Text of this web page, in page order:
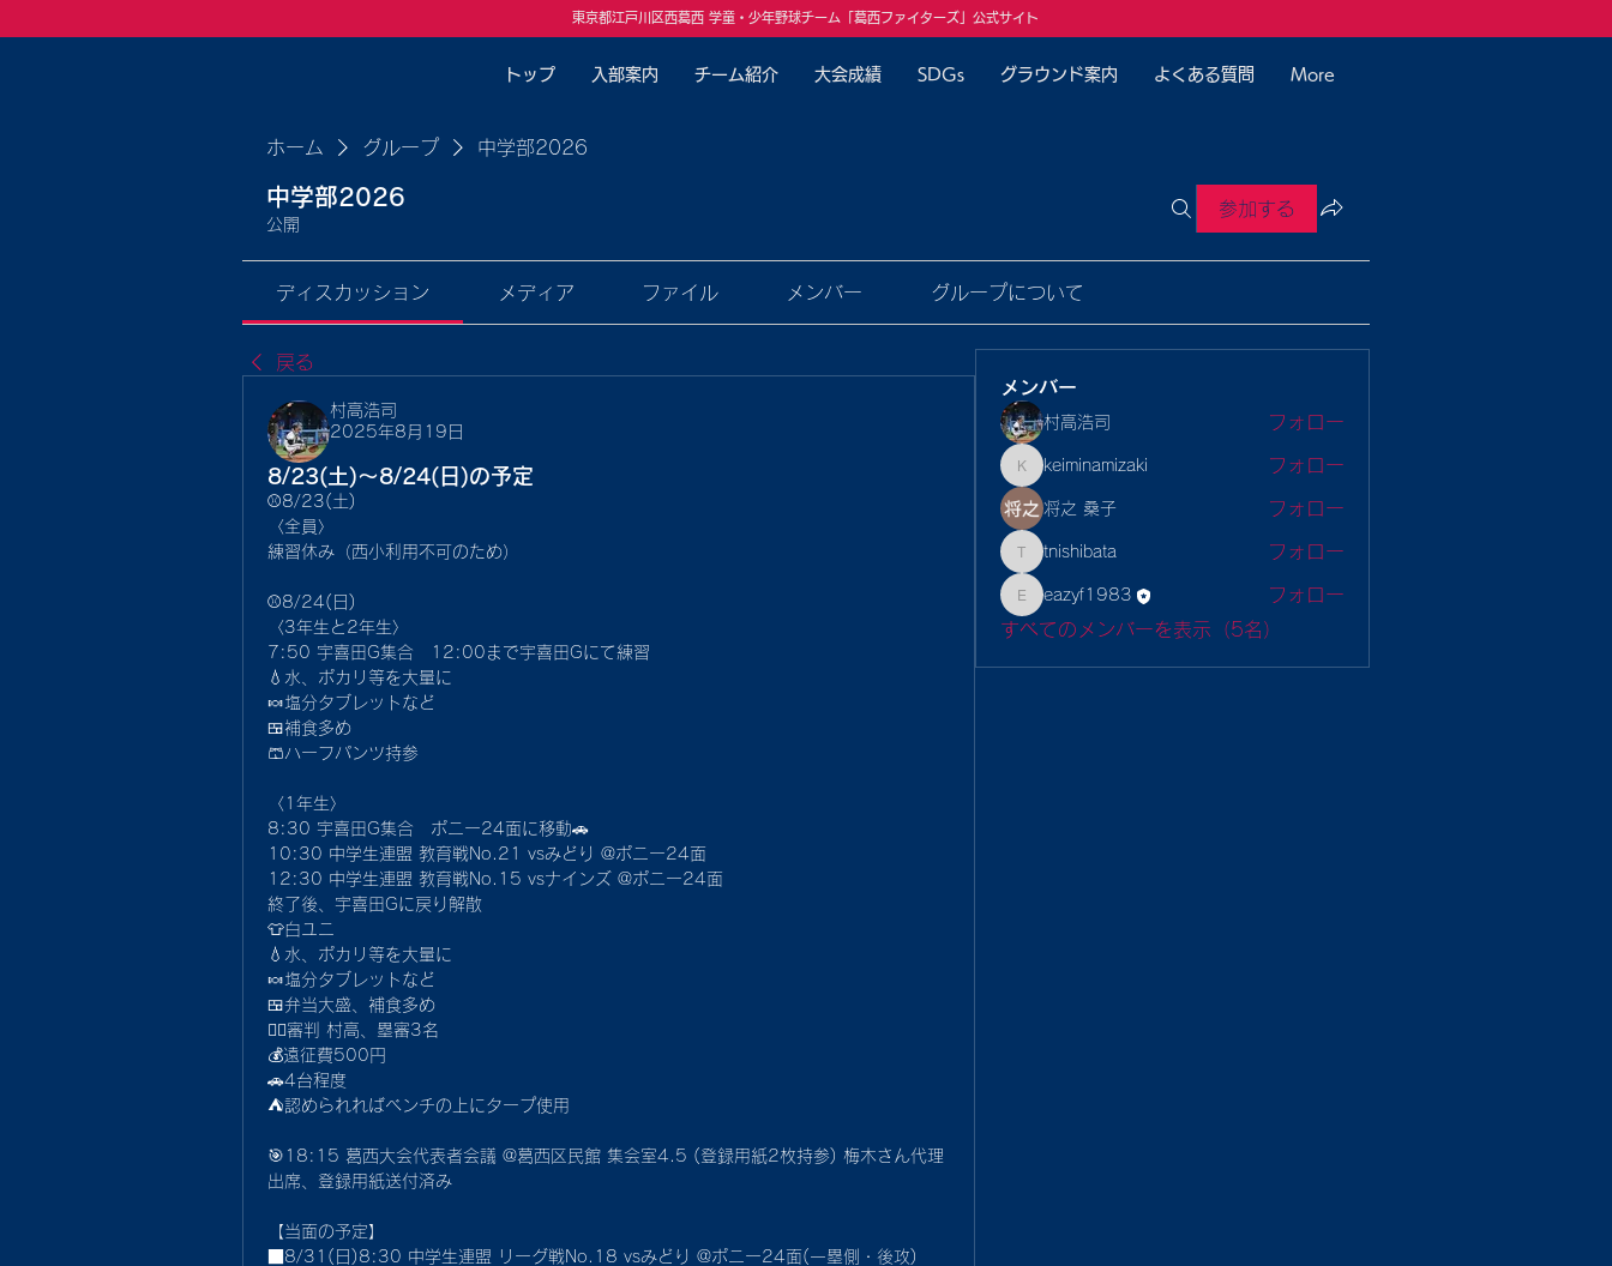
トップ 入部案内 チーム紹介 大会成績 SDGs グラウンド案内 よくある質問 More
東京都江戸川区西葛西 学童・少年野球チーム「葛西ファイターズ」公式サイト
ホーム グループ 中学部2026
中学部2026
公開
参加する
ディスカッション メディア ファイル メンバー グループについて
戻る
村高浩司
2025年8月19日
8/23(土)〜8/24(日)の予定
⚾8/23(土)
〈全員〉
練習休み（西小利用不可のため）
⚾8/24(日)
〈3年生と2年生〉
7:50 宇喜田G集合　12:00まで宇喜田Gにて練習
💧水、ポカリ等を大量に
🍬塩分タブレットなど
🍱補食多め
🩳ハーフパンツ持参
〈1年生〉
8:30 宇喜田G集合　ポニー24面に移動🚗
10:30 中学生連盟 教育戦No.21 vsみどり @ポニー24面
12:30 中学生連盟 教育戦No.15 vsナインズ @ポニー24面
終了後、宇喜田Gに戻り解散
👕白ユニ
💧水、ポカリ等を大量に
🍬塩分タブレットなど
🍱弁当大盛、補食多め
🙋‍♂️審判 村高、塁審3名
💰遠征費500円
🚗4台程度
⛺️認められればベンチの上にタープ使用
🎯18:15 葛西大会代表者会議 @葛西区民館 集会室4.5 (登録用紙2枚持参) 梅木さん代理
出席、登録用紙送付済み
【当面の予定】
■8/31(日)8:30 中学生連盟 リーグ戦No.18 vsみどり @ポニー24面(一塁側・後攻)
メンバー
村高浩司 フォロー
keiminamizaki
keiminamizaki フォロー
将之 桑子 フォロー
tnishibata
tnishibata フォロー
eazyf1983
eazyf1983
フォロー
すべてのメンバーを表示（5名）